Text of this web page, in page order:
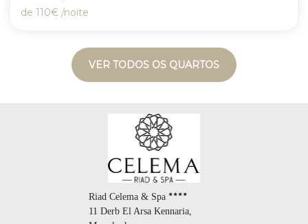
de 110€ /noite
VER TODOS OS QUARTOS
Riad Celema & Spa
11 Derb El Arsa Kennaria,